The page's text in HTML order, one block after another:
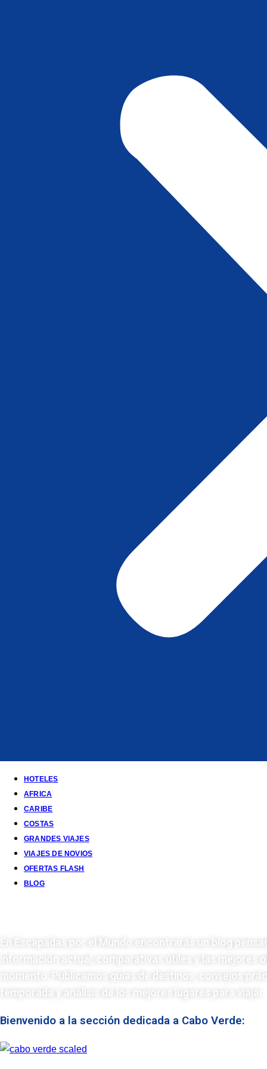
HOTELES
AFRICA
CARIBE
COSTAS
GRANDES VIAJES
VIAJES DE NOVIOS
OFERTAS FLASH
BLOG
En Escapadas por el Mundo encontrarás un blog
información actual, comparativas útiles y las mejores
momento. Publicamos guías de destinos, consejos
temporada y análisis de los mejores lugares para viajar.
Bienvenido a la sección dedicada a Cabo Verde: